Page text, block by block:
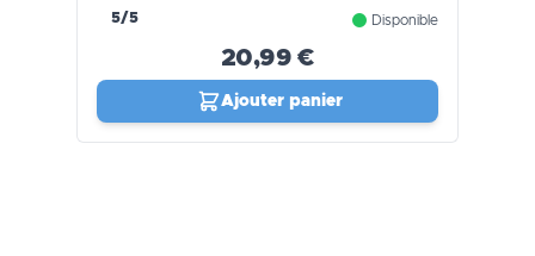
5/5 Disponible
20,99 €
Ajouter panier